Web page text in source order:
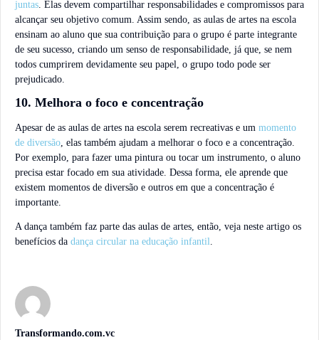
Transformando.com.vc
juntas . Elas devem compartilhar responsabilidades e compromissos para
alcançar seu objetivo comum. Assim sendo, as aulas de artes na escola
ensinam ao aluno que sua contribuição para o grupo é parte integrante
de seu sucesso, criando um senso de responsabilidade, já que, se nem
todos cumprirem devidamente seu papel, o grupo todo pode ser
prejudicado.
10. Melhora o foco e concentração
Apesar de as aulas de artes na escola serem recreativas e um momento
de diversão, elas também ajudam a melhorar o foco e a concentração.
Por exemplo, para fazer uma pintura ou tocar um instrumento, o aluno
precisa estar focado em sua atividade. Dessa forma, ele aprende que
existem momentos de diversão e outros em que a concentração é
importante.
A dança também faz parte das aulas de artes, então, veja neste artigo os
benefícios da dança circular na educação infantil